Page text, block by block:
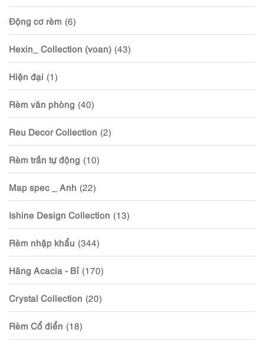
Động cơ rèm (6)
Hexin_ Collection (voan) (43)
Hiện đại (1)
Rèm văn phòng (40)
Reu Decor Collection (2)
Rèm trần tự động (10)
Map spec _ Anh (22)
Ishine Design Collection (13)
Rèm nhập khẩu (344)
Hãng Acacia - Bỉ (170)
Crystal Collection (20)
Rèm Cổ điển (18)